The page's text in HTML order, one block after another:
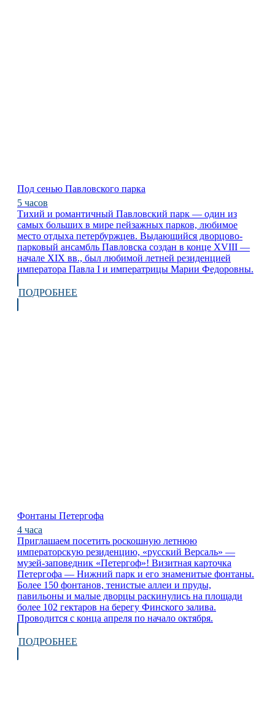
Под сенью Павловского парка
5 часов
Тихий и романтичный Павловский парк — один из
самых больших в мире пейзажных парков, любимое
место отдыха петербуржцев. Выдающийся дворцово-
парковый ансамбль Павловска создан в конце XVIII —
начале XIX вв., был любимой летней резиденцией
императора Павла I и императрицы Марии Федоровны.
ПОДРОБНЕЕ
Фонтаны Петергофа
4 часа
Приглашаем посетить роскошную летнюю
императорскую резиденцию, «русский Версаль» —
музей-заповедник «Петергоф»! Визитная карточка
Петергофа — Нижний парк и его знаменитые фонтаны.
Более 150 фонтанов, тенистые аллеи и пруды,
павильоны и малые дворцы раскинулись на площади
более 102 гектаров на берегу Финского залива.
Проводится с конца апреля по начало октября.
ПОДРОБНЕЕ